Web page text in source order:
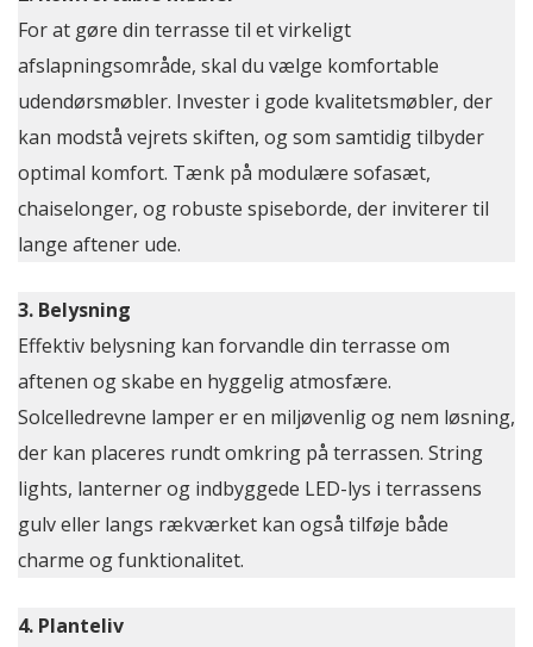
For at gøre din terrasse til et virkeligt
afslapningsområde, skal du vælge komfortable
udendørsmøbler. Invester i gode kvalitetsmøbler, der
kan modstå vejrets skiften, og som samtidig tilbyder
optimal komfort. Tænk på modulære sofasæt,
chaiselonger, og robuste spiseborde, der inviterer til
lange aftener ude.
3. Belysning
Effektiv belysning kan forvandle din terrasse om
aftenen og skabe en hyggelig atmosfære.
Solcelledrevne lamper er en miljøvenlig og nem løsning,
der kan placeres rundt omkring på terrassen. String
lights, lanterner og indbyggede LED-lys i terrassens
gulv eller langs rækværket kan også tilføje både
charme og funktionalitet.
4. Planteliv